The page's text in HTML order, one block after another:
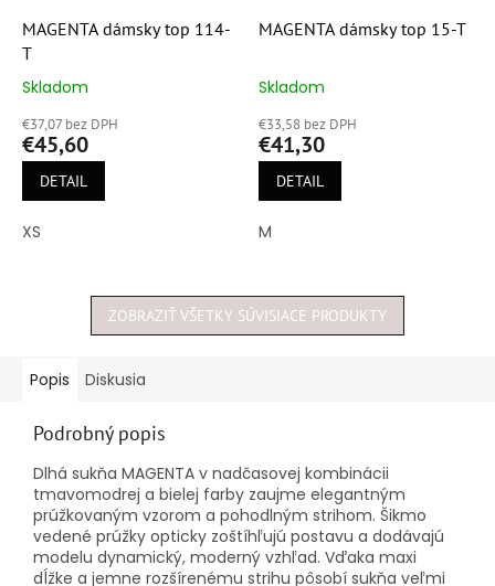
MAGENTA dámsky top 114-
T
Priemerné
produktu
je
5,0
hviezdičiek.
Skladom
€37,07 bez DPH
€45,60
DETAIL
XS
MAGENTA dámsky top 15-T
Priemerné
produktu
je
5,0
hviezdičiek.
Skladom
€33,58 bez DPH
€41,30
DETAIL
M
ZOBRAZIŤ VŠETKY SÚVISIACE PRODUKTY
Popis Diskusia
Podrobný popis
Dlhá sukňa MAGENTA v nadčasovej kombinácii
tmavomodrej a bielej farby zaujme elegantným
prúžkovaným vzorom a pohodlným strihom. Šikmo
vedené prúžky opticky zoštíhľujú postavu a dodávajú
modelu dynamický, moderný vzhľad. Vďaka maxi
dĺžke a jemne rozšírenému strihu pôsobí sukňa veľmi